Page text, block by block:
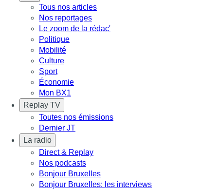
Tous nos articles
Nos reportages
Le zoom de la rédac'
Politique
Mobilité
Culture
Sport
Économie
Mon BX1
Replay TV
Toutes nos émissions
Dernier JT
La radio
Direct & Replay
Nos podcasts
Bonjour Bruxelles
Bonjour Bruxelles: les interviews